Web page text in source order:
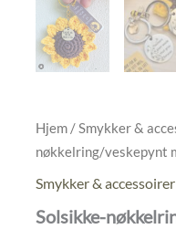
Hjem / Smykker &
nøkkelring/veskepynt
Smykker & accessoirer
Solsikke-